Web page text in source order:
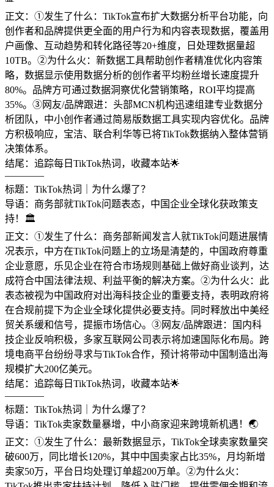
正文：①发生了什么：TikTok宣布扩大数据分析平台功能，向
创作者和品牌提供更全面的用户行为和内容表现数据，覆盖用
户画像、互动趋势和转化路径等20+维度，日处理数据量超
10TB。②为什么火：新数据工具帮助创作者精准优化内容策
略，数据显示使用数据分析的创作者平均粉丝增长速度提升
80%。品牌方可通过数据洞察优化营销策略，ROI平均提高
35%。③网友/品牌跟进：头部MCN机构迅速组建专业数据分
析团队，中小创作者通过简易版数据工具实现内容优化。品牌
方积极响应，宝洁、联合利华等已将TikTok数据纳入整体营销
决策体系。
结尾：追踪每日TikTok热词，收藏本站🌟
————
标题：TikTok热词｜为什么爆了？
导语：商务部就TikTok问题表态，中国企业全球化获政策支
持！🏛️
正文：①发生了什么：商务部新闻发言人就TikTok问题进展情
况表示，中方在TikTok问题上的立场是清楚的，中国政府尊重
企业意愿，乐见企业在符合市场规则基础上做好商业谈判，达
成符合中国法律法规、利益平衡的解决方案。②为什么火：此
表态被视为中国政府对出海科技企业的重要支持，表明政府将
在合规前提下为企业全球化提供必要支持。同时释放出中美经
贸关系缓和信号，提振市场信心。③网友/品牌跟进：国内科
技企业反响积极，多家互联网公司表示将加速国际化布局。跨
境电商平台纷纷寻求与TikTok合作，预计将带动中国制造出海
规模扩大200亿美元。
结尾：追踪每日TikTok热词，收藏本站🌟
————
标题：TikTok热词｜为什么爆了？
导语：TikTok卖家数量暴增，中小商家迎来跨境新机遇！🌏
正文：①发生了什么：最新数据显示，TikTok全球卖家数量突
破600万，同比增长120%，其中中国卖家占比35%，月均新增
卖家50万，平台日均处理订单超200万单。②为什么火：